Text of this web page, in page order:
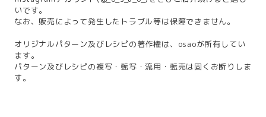
いです。
なお、販売によって発生したトラブル等は保障できません。
オリジナルパターン及びレシピの著作権は、osaoが所有してい
ます。
パターン及びレシピの複写・転写・流用・転売は固くお断りしま
す。